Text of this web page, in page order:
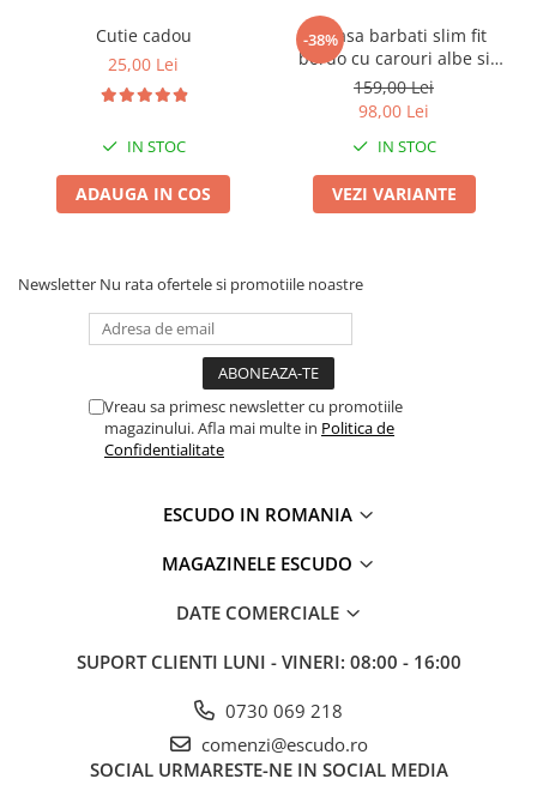
Cutie cadou
25,00 Lei
IN STOC
ADAUGA IN COS
-38%
Camasa barbati slim fit
bordo cu carouri albe si
bleumarin
159,00 Lei
98,00 Lei
IN STOC
VEZI VARIANTE
Newsletter Nu rata ofertele si promotiile noastre
Vreau sa primesc newsletter cu promotiile
magazinului. Afla mai multe in Politica de
Confidentialitate
ESCUDO IN ROMANIA
MAGAZINELE ESCUDO
DATE COMERCIALE
SUPORT CLIENTI LUNI - VINERI: 08:00 - 16:00
0730 069 218
comenzi@escudo.ro
SOCIAL URMARESTE-NE IN SOCIAL MEDIA